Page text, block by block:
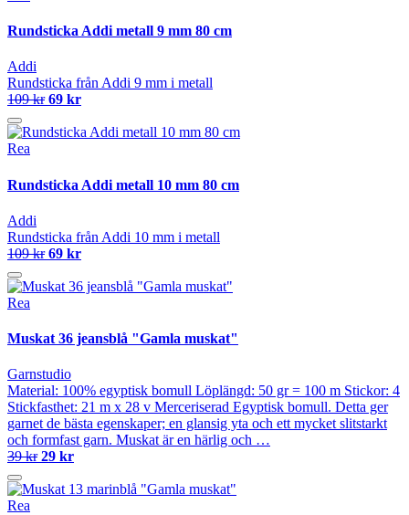
Rundsticka Addi metall 9 mm 80 cm
Addi
Rundsticka från Addi 9 mm i metall
109 kr 69 kr
Rea
Rundsticka Addi metall 10 mm 80 cm
Addi
Rundsticka från Addi 10 mm i metall
109 kr 69 kr
Rea
Muskat 36 jeansblå "Gamla muskat"
Garnstudio
Material: 100% egyptisk bomull Löplängd: 50 gr = 100 m Stickor: 4
Stickfasthet: 21 m x 28 v Merceriserad Egyptisk bomull. Detta ger
garnet de bästa egenskaper; en glansig yta och ett mycket slitstarkt
och formfast garn. Muskat är en härlig och …
39 kr 29 kr
Rea